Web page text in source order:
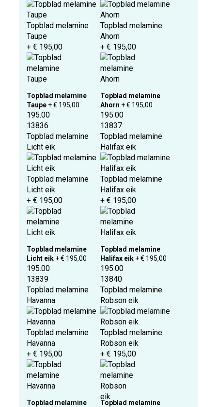
Topblad melamine
Taupe
+ € 195,00
Topblad melamine
Taupe + € 195,00
Topblad melamine
Ahorn
+ € 195,00
Topblad melamine
Ahorn + € 195,00
195.00
13836
Topblad melamine
Licht eik
Topblad melamine
Licht eik
+ € 195,00
Topblad melamine
Licht eik + € 195,00
195.00
13837
Topblad melamine
Halifax eik
Topblad melamine
Halifax eik
+ € 195,00
Topblad melamine
Halifax eik + € 195,00
195.00
13839
Topblad melamine
Havanna
Topblad melamine
Havanna
+ € 195,00
Topblad melamine
195.00
13840
Topblad melamine
Robson eik
Topblad melamine
Robson eik
+ € 195,00
Topblad melamine